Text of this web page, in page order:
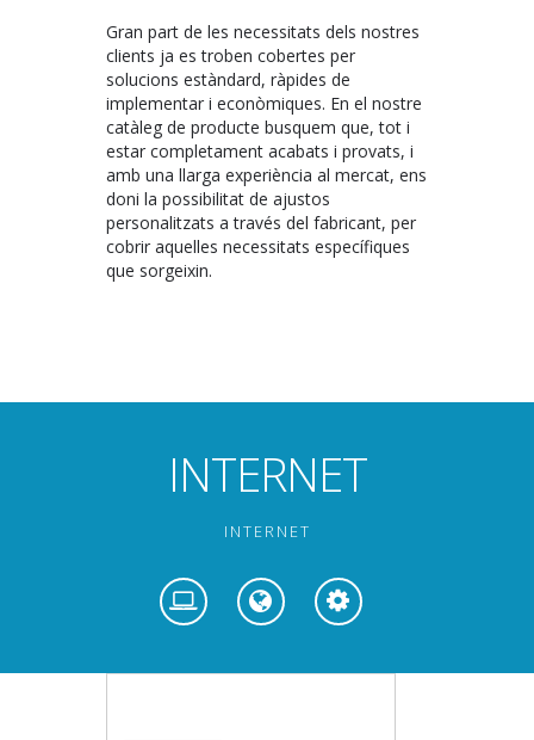
Gran part de les necessitats dels nostres
clients ja es troben cobertes per
solucions estàndard, ràpides de
implementar i econòmiques. En el nostre
catàleg de producte busquem que, tot i
estar completament acabats i provats, i
amb una llarga experiència al mercat, ens
doni la possibilitat de ajustos
personalitzats a través del fabricant, per
cobrir aquelles necessitats específiques
que sorgeixin.
INTERNET
INTERNET